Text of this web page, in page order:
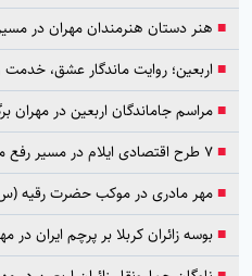
■ هنر دستان هنرمندان مهران در مسیر
■ اربعین؛ روایت ماندگار عشق،
■مراسم جاماندگان اربعین در مهران
■۷ طرح اقتصادی ایلام در مسیر رفع موانع
■مهر مادری در موکب حضرت رقیه
■بوسه زائران کربلا بر پرچم ایران در